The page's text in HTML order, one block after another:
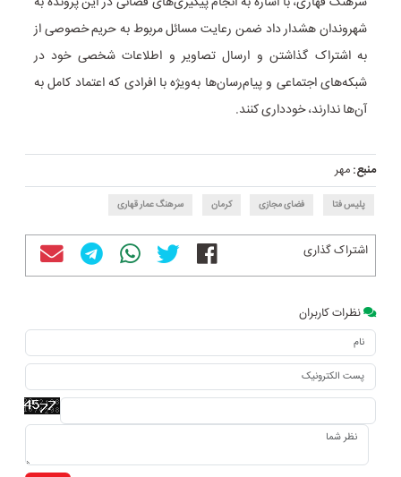
شهروندان هشدار داد ضمن رعایت مسائل مربوط به حریم خصوصی از
به اشتراک گذاشتن و ارسال تصاویر و اطلاعات شخصی خود در
شبکه‌های اجتماعی و پیام‌رسان‌ها به‌ویژه با افرادی که اعتماد کامل به
آن‌ها ندارند، خودداری کنند.
منبع:مهر
پلیس فتا فضای مجازی کرمان سرهنگ عمار قهاری
اشتراک گذاری
نظرات کاربران